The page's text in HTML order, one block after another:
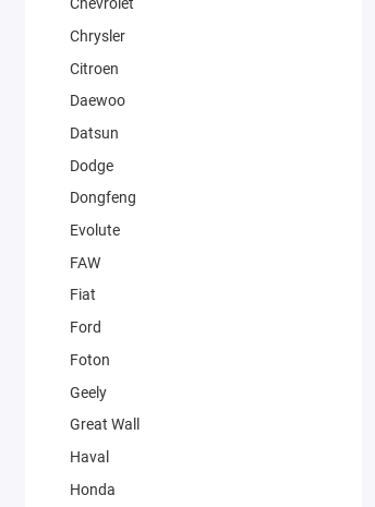
Chevrolet
Chrysler
Citroen
Daewoo
Datsun
Dodge
Dongfeng
Evolute
FAW
Fiat
Ford
Foton
Geely
Great Wall
Haval
Honda